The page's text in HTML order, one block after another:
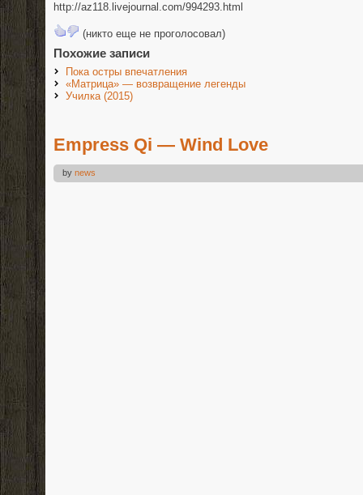
http://az118.livejournal.com/994293.html
(никто еще не проголосовал)
Похожие записи
Пока остры впечатления
«Матрица» — возвращение легенды
Училка (2015)
Empress Qi — Wind Love
by news